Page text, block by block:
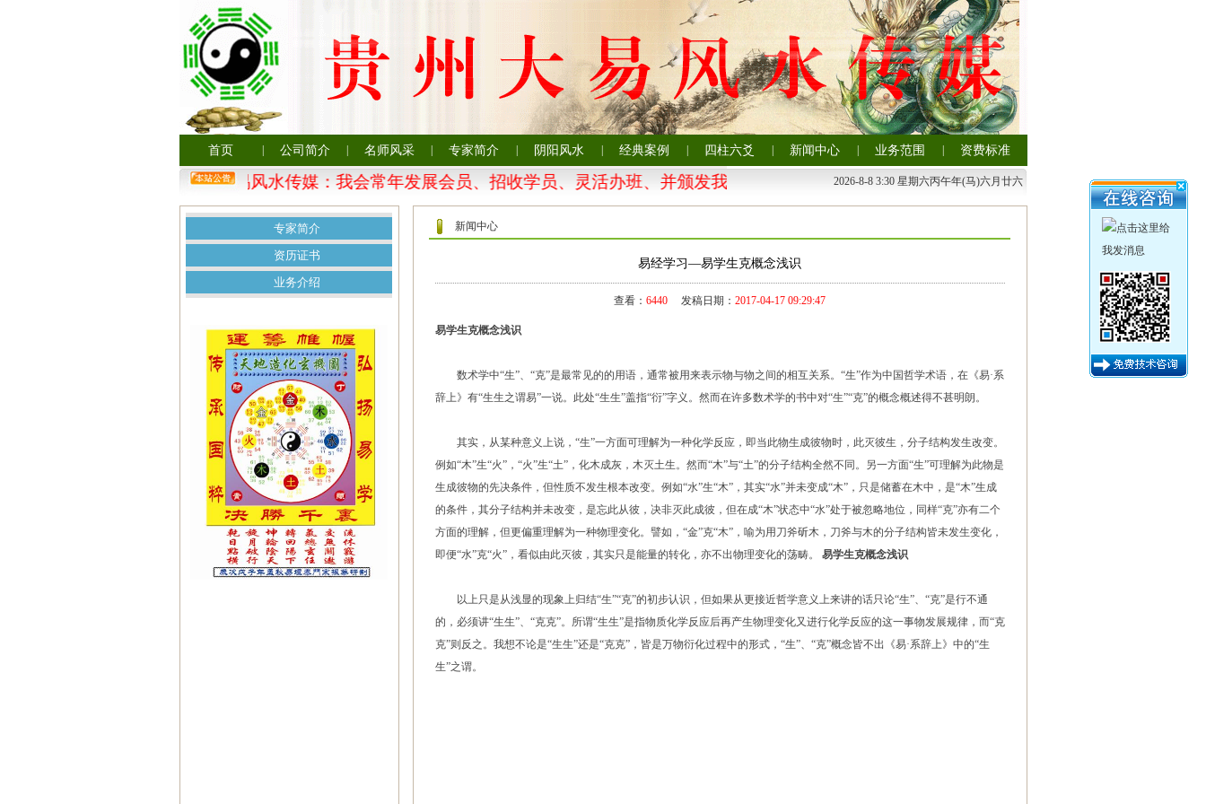
首页 公司简介 名师风采 专家简介 阴阳风水 经典案例 四柱六爻 新闻中心 业务范围 资费标准
贵州大易风水传媒：我会常年发展会员、招收学员、灵活办班、并颁发我会专业证书。另我会专家将全心为您调整您的家居风水，帮
2026-8-8 3:30 星期六丙午年(马)六月廿六
专家简介
资历证书
业务介绍
新闻中心
易经学习—易学生克概念浅识
查看： 6440 发稿日期： 2017-04-17 09:29:47
易学生克概念浅识
数术学中“生”、“克”是最常见的的用语，通常被用来表示物与物之间的相互关系。“生”作为中国哲学术语，在《易·系
辞上》有“生生之谓易”一说。此处“生生”盖指“衍”字义。然而在许多数术学的书中对“生”“克”的概念概述得不甚明朗。
其实，从某种意义上说，“生”一方面可理解为一种化学反应，即当此物生成彼物时，此灭彼生，分子结构发生改变。
例如“木”生“火”，“火”生“土”，化木成灰，木灭土生。然而“木”与“土”的分子结构全然不同。另一方面“生”可理解为此物是
生成彼物的先决条件，但性质不发生根本改变。例如“水”生“木”，其实“水”并未变成“木”，只是储蓄在木中，是“木”生成
的条件，其分子结构并未改变，是忘此从彼，决非灭此成彼，但在成“木”状态中“水”处于被忽略地位，同样“克”亦有二个
方面的理解，但更偏重理解为一种物理变化。譬如，“金”克“木”，喻为用刀斧斫木，刀斧与木的分子结构皆未发生变化，
即便“水”克“火”，看似由此灭彼，其实只是能量的转化，亦不出物理变化的荡畴。
易学生克概念浅识
以上只是从浅显的现象上归结“生”“克”的初步认识，但如果从更接近哲学意义上来讲的话只论“生”、“克”是行不通
的，必须讲“生生”、“克克”。所谓“生生”是指物质化学反应后再产生物理变化又进行化学反应的这一事物发展规律，而“克
克”则反之。我想不论是“生生”还是“克克”，皆是万物衍化过程中的形式，“生”、“克”概念皆不出《易·系辞上》中的“生
生”之谓。